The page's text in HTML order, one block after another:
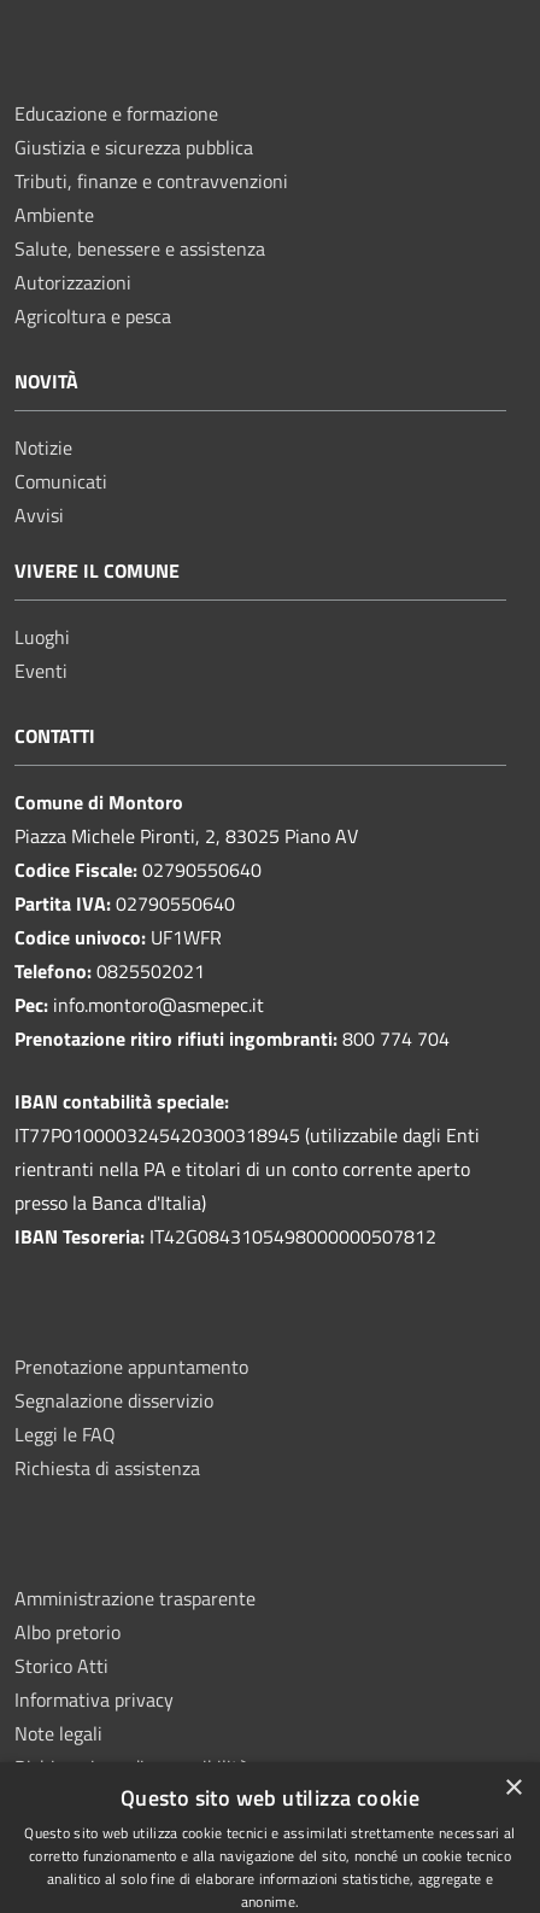
Educazione e formazione
Giustizia e sicurezza pubblica
Tributi, finanze e contravvenzioni
Ambiente
Salute, benessere e assistenza
Autorizzazioni
Agricoltura e pesca
NOVITÀ
Notizie
Comunicati
Avvisi
VIVERE IL COMUNE
Luoghi
Eventi
CONTATTI
Comune di Montoro
Piazza Michele Pironti, 2, 83025 Piano AV
Codice Fiscale:02790550640
Partita IVA:02790550640
Codice univoco: UF1WFR
Telefono:0825502021
Pec: info.montoro@asmepec.it
Prenotazione ritiro rifiuti ingombranti:800 774 704
IBAN contabilità speciale:
IT77P0100003245420300318945 (utilizzabile dagli Enti
rientranti nella PA e titolari di un conto corrente aperto
presso la Banca d'Italia)
IBAN Tesoreria: IT42G0843105498000000507812
Prenotazione appuntamento
Segnalazione disservizio
Leggi le FAQ
Richiesta di assistenza
Amministrazione trasparente
Albo pretorio
Storico Atti
Informativa privacy
Note legali
Dichiarazione di accessibilità
RSS
Copyright © 2026 • Comune di
×
Questo sito web utilizza cookie
Questo sito web utilizza cookie tecnici e assimilati strettamente necessari al
corretto funzionamento e alla navigazione del sito, nonché un cookie tecnico
analitico al solo fine di elaborare informazioni statistiche, aggregate e
anonime.